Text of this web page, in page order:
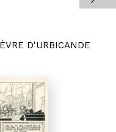
D'URBICANDE